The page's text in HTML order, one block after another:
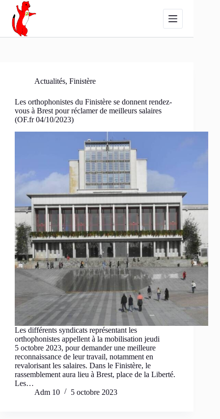
Passer
contenu
Actualités, Finistère
Les orthophonistes du Finistère se donnent rendez-
vous à Brest pour réclamer de meilleurs salaires
(OF.fr 04/10/2023)
Les différents syndicats représentant les
orthophonistes appellent à la mobilisation jeudi
5 octobre 2023, pour demander une meilleure
reconnaissance de leur travail, notamment en
revalorisant les salaires. Dans le Finistère, le
rassemblement aura lieu à Brest, place de la Liberté.
Les…
Adm 10
5 octobre 2023